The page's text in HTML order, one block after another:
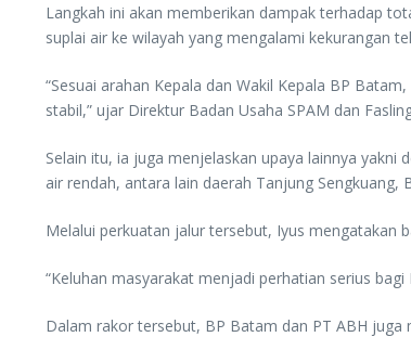
Langkah ini akan memberikan dampak terhadap
suplai air ke wilayah yang mengalami kekurangan
“Sesuai arahan Kepala dan Wakil Kepala BP
stabil,” ujar Direktur Badan Usaha SPAM dan
Selain itu, ia juga menjelaskan upaya lainnya
air rendah, antara lain daerah Tanjung Sengkuang,
Melalui perkuatan jalur tersebut, Iyus mengatakan
“Keluhan masyarakat menjadi perhatian serius
Dalam rakor tersebut, BP Batam dan PT ABH juga